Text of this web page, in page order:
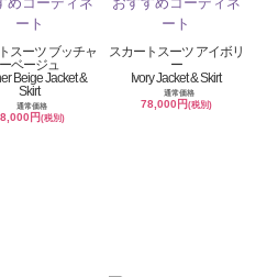
スーツ ブッチャ
ーベージュ
Beige Jacket &
Skirt
通常価格
円(税別)
スカートスーツ アイボリ
ー
Ivory Jacket & Skirt
通常価格
78,000円 (税別)